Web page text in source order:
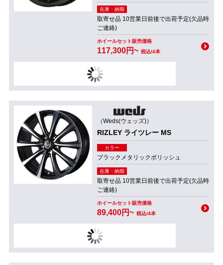
在庫・納期
取寄せ品 10営業日前後で出荷予定(欠品時
ご連絡)
ホイールセット販売価格
117,300円~ 税込/4本
（Weds(ウェッズ)）
RIZLEY ライツレー MS
カラー
ブラックメタリックポリッシュ
在庫・納期
取寄せ品 10営業日前後で出荷予定(欠品時
ご連絡)
ホイールセット販売価格
89,400円~ 税込/4本